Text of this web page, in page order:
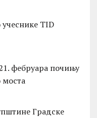
TID
фебруара почињу
Градске